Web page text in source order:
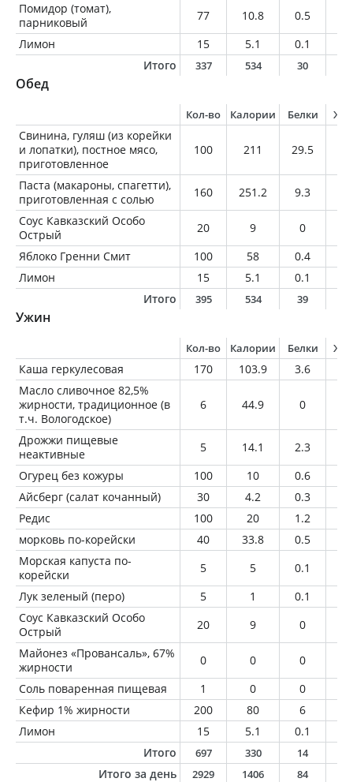
Помидор (томат),
парниковый
77 10.8 0.5
Лимон
15 5.1 0.1
Итого
337 534 30
Обед
Кол-во Калории Белки
Свинина, гуляш (из корейки
и лопатки), постное мясо,
приготовленное
100 211 29.5
Паста (макароны, спагетти),
приготовленная с солью
160 251.2 9.3
Соус Кавказский Особо
Острый
20 9 0
Яблоко Гренни Смит
100 58 0.4
Лимон
15 5.1 0.1
Итого
395 534 39
Ужин
Кол-во Калории Белки
Каша геркулесовая 170 103.9 3.6
Масло сливочное 82,5%
жирности, традиционное (в
т.ч. Вологодское)
6 44.9 0
Дрожжи пищевые
неактивные
5 14.1 2.3
Огурец без кожуры
100 10 0.6
Айсберг (салат кочанный)
30 4.2 0.3
Редис
100 20 1.2
морковь по-корейски
40 33.8 0.5
Морская капуста по-
корейски
5 5 0.1
Лук зеленый (перо)
5 1 0.1
Соус Кавказский Особо
Острый
20 9 0
Майонез «Провансаль», 67%
жирности
0 0 0
Соль поваренная пищевая
1 0 0
Кефир 1% жирности
200 80 6
Лимон
15 5.1 0.1
Итого
697 330 14
Итого за день 2929 1406 84